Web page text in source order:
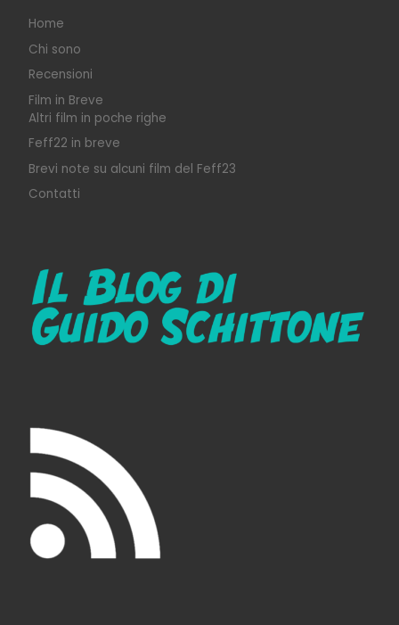
Home
Chi sono
Recensioni
Film in Breve
Altri film in poche righe
Feff22 in breve
Brevi note su alcuni film del Feff23
Contatti